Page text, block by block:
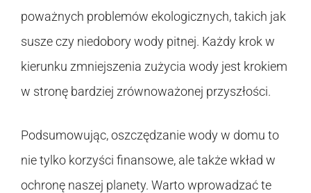
poważnych problemów ekologicznych, takich jak
susze czy niedobory wody pitnej. Każdy krok w
kierunku zmniejszenia zużycia wody jest krokiem
w stronę bardziej zrównoważonej przyszłości.
Podsumowując, oszczędzanie wody w domu to
nie tylko korzyści finansowe, ale także wkład w
ochronę naszej planety. Warto wprowadzać te